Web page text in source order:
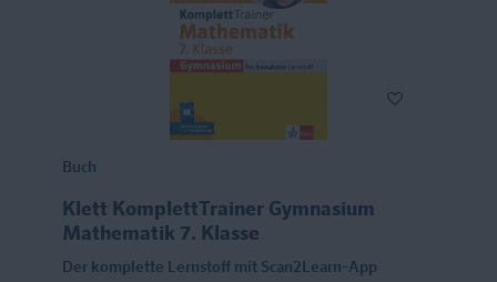
Buch
Klett KomplettTrainer Gymnasium
Mathematik 7. Klasse
Der komplette Lernstoff mit Scan2Learn-App